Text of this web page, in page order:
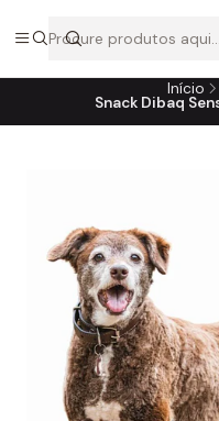
A loja online do
Início
Snack Dibaq